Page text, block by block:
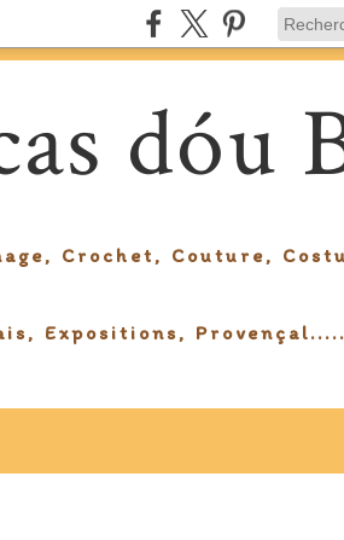
dóu
Crochet, Couture,
Expositions, Provençal.....